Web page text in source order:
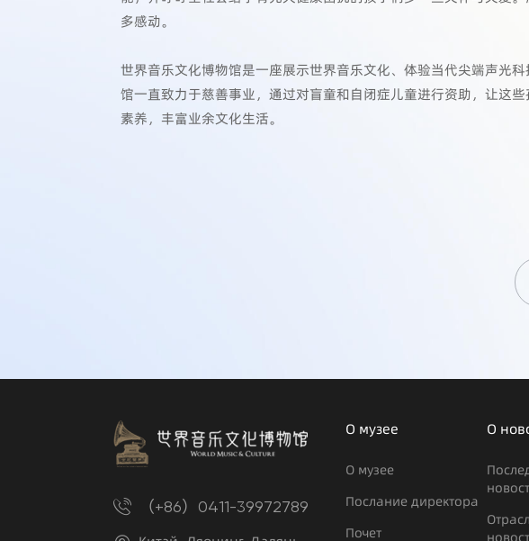
多感动。
世界音乐文化博物馆是一座展示世界音乐文化、体验当代尖端声光
馆一直致力于慈善事业，通过对盲童和自闭症儿童进行资助，让这
素养，丰富业余文化生活。
（+86）0411-39972789
О музее
О музее
Послание директора
Почет
О